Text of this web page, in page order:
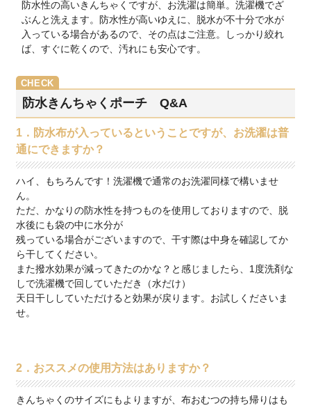
防水性の高いきんちゃくですが、お洗濯は簡単。洗濯機でざ
ぶんと洗えます。防水性が高いゆえに、脱水が不十分で水が
入っている場合があるので、その点はご注意。しっかり絞れ
ば、すぐに乾くので、汚れにも安心です。
防水きんちゃくポーチ Q&A
1．防水布が入っているということですが、お洗濯は普
通にできますか？
ハイ、もちろんです！洗濯機で通常のお洗濯同様で構いませ
ん。
ただ、かなりの防水性を持つものを使用しておりますので、脱
水後にも袋の中に水分が
残っている場合がございますので、干す際は中身を確認してか
ら干してください。
また撥水効果が減ってきたのかな？と感じましたら、1度洗剤な
しで洗濯機で回していただき（水だけ）
天日干ししていただけると効果が戻ります。お試しくださいま
せ。
2．おススメの使用方法はありますか？
きんちゃくのサイズにもよりますが、布おむつの持ち帰りはも